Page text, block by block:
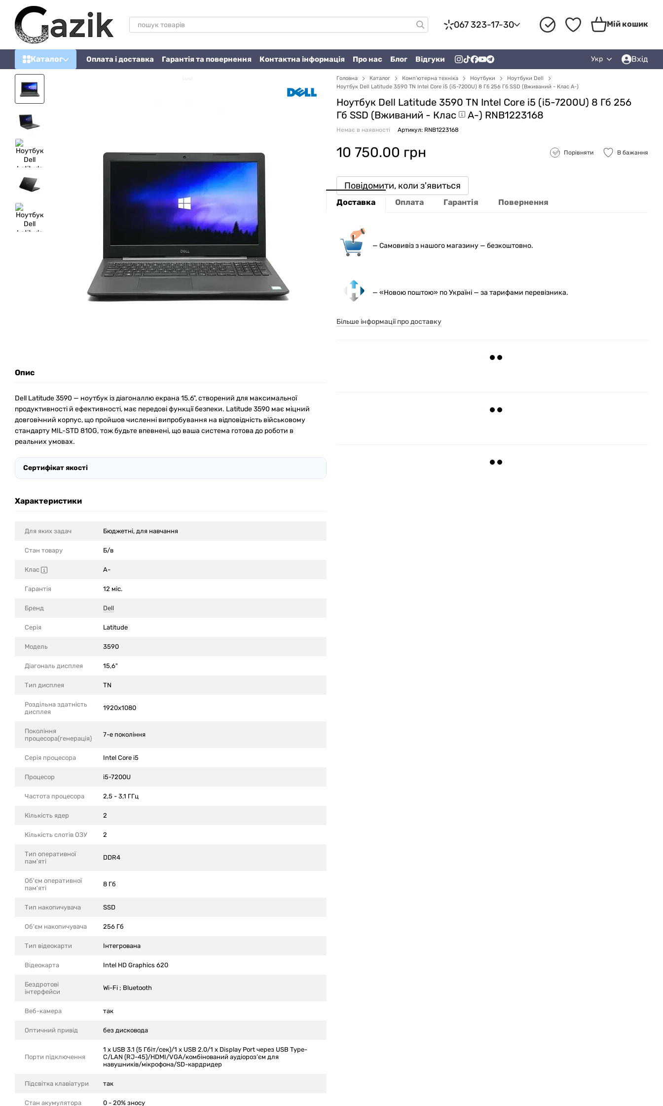
Перейти до основного контенту
067 323-17-30 Мій кошик
Каталог Оплата і доставка Гарантія та повернення Контактна інформація Про нас Блог Відгуки Укр Вхід
Опис
Dell Latitude 3590 — ноутбук із діагоналлю екрана 15.6", створений для максимальної
продуктивності й ефективності, має передові функції безпеки. Latitude 3590 має міцний
довговічний корпус, що пройшов численні випробування на відповідність військовому
стандарту MIL-STD 810G, тож будьте впевнені, що ваша система готова до роботи в
реальних умовах.
Сертифікат якості
Характеристики
Для яких задач Бюджетні, для навчання
Стан товару Б/в
Клас A-
Гарантія 12 міс.
Бренд Dell
Серія Latitude
Модель 3590
Діагональ дисплея 15,6"
Тип дисплея TN
Роздільна здатність
дисплея
1920x1080
Покоління
процесора(генерація)
7-е покоління
Серія процесора Intel Core i5
Процесор i5-7200U
Частота процесора 2,5 - 3,1 ГГц
Кількість ядер 2
Кількість слотів ОЗУ 2
Тип оперативної
пам'яті
DDR4
Об'єм оперативної
пам'яті
8 Гб
Тип накопичувача SSD
Об'єм накопичувача 256 Гб
Тип відеокарти Інтегрована
Відеокарта Intel HD Graphics 620
Бездротові
інтерфейси
Wi-Fi ; Bluetooth
Веб-камера так
Оптичний привід без дисковода
Порти підключення
1 x USB 3.1 (5 Гбіт/сек)/1 х USB 2.0/1 x Display Port через USB Type-
C/LAN (RJ-45)/HDMI/VGA/комбінований аудіороз’єм для
навушників/мікрофона/SD-кардридер
Підсвітка клавіатури так
Стан акумулятора 0 - 20% зносу
Головна Каталог Комп'ютерна техніка Ноутбуки
Ноутбуки Dell
Ноутбук Dell Latitude 3590 TN Intel Core i5 (i5-7200U) 8 Гб 256 Гб SSD (Вживаний - Клас A-)
Ноутбук Dell Latitude 3590 TN Intel Core i5 (i5-7200U) 8 Гб 256
Гб SSD (Вживаний - Клас A-) RNB1223168
Немає в наявності Артикул: RNB1223168
10 750.00 грн Порівняти В бажання
Повідомити, коли з'явиться
Доставка Оплата Гарантія Повернення
— Самовивіз з нашого магазину — безкоштовно.
— «Новою поштою» по Україні — за тарифами перевізника.
Більше інформації про доставку